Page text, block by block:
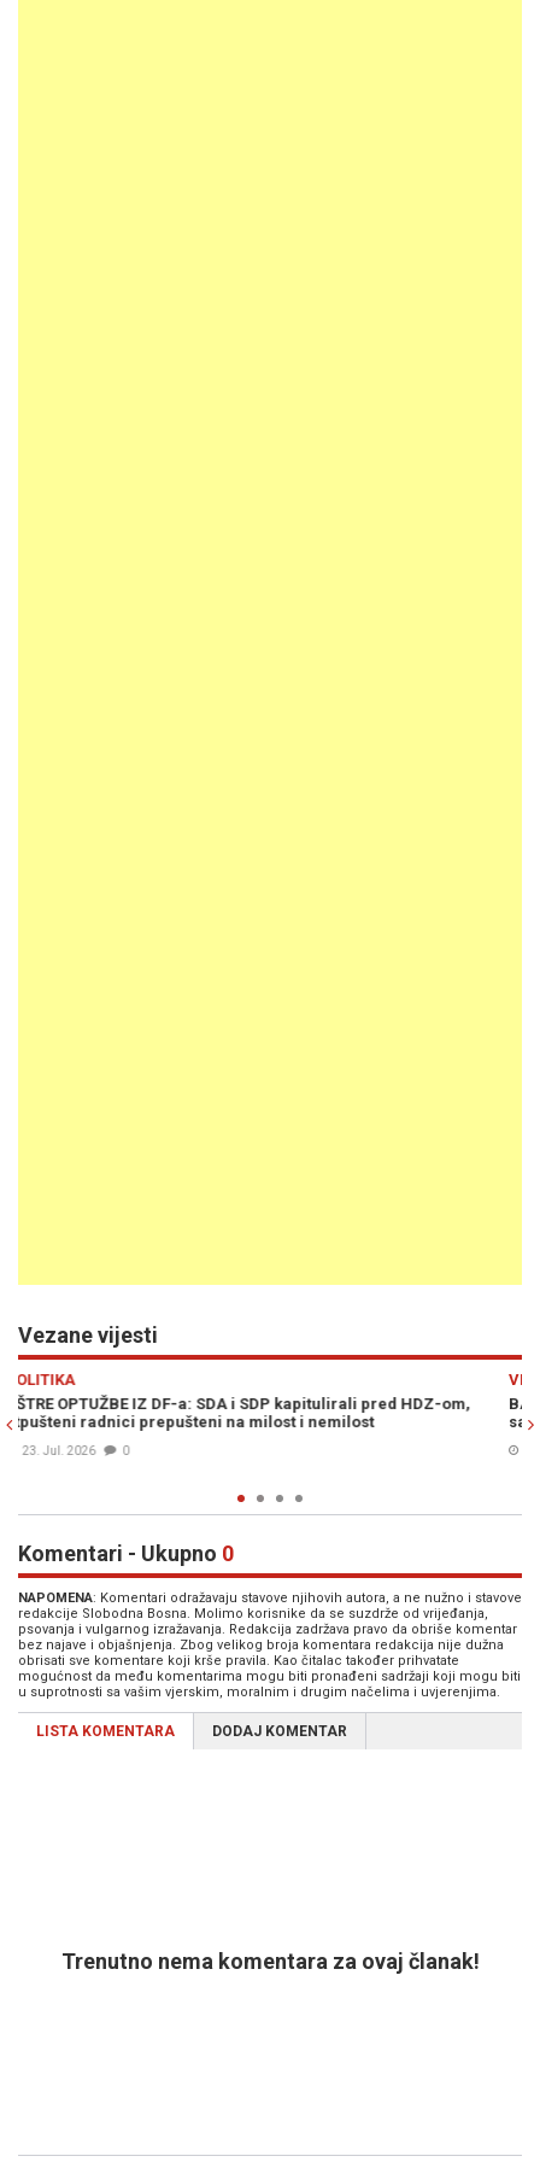
Vezane vijesti
om,
BAKIR IZETBEGOVIĆ UZBURKAO JAVNOST: "Otvoren sam za
sa SDP-om; Murphy je slagao da bi..." (VIDEO)
23. Jun. 2026
Komentari - Ukupno 0
NAPOMENA: Komentari odražavaju stavove njihovih autora, a ne nužno i stavove
redakcije Slobodna Bosna. Molimo korisnike da se suzdrže od vrijeđanja,
psovanja i vulgarnog izražavanja. Redakcija zadržava pravo da obriše komentar
bez najave i objašnjenja. Zbog velikog broja komentara redakcija nije dužna
obrisati sve komentare koji krše pravila. Kao čitalac također prihvatate
mogućnost da među komentarima mogu biti pronađeni sadržaji koji mogu biti
u suprotnosti sa vašim vjerskim, moralnim i drugim načelima i uvjerenjima.
LISTA KOMENTARA DODAJ KOMENTAR
Trenutno nema komentara za ovaj članak!